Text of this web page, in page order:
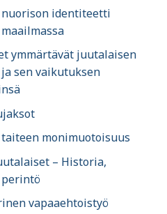
nuorison identiteetti
ymmärtävät juutalaisen
sen vaikutuksen
monimuotoisuus
– Historia,
vapaaehtoistyö